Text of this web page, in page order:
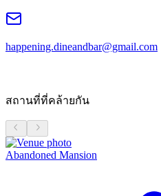
happening.dineandbar@gmail.com
สถานที่ที่คล้ายกัน
Abandoned Mansion